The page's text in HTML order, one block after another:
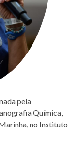
pela
Química,
no Instituto